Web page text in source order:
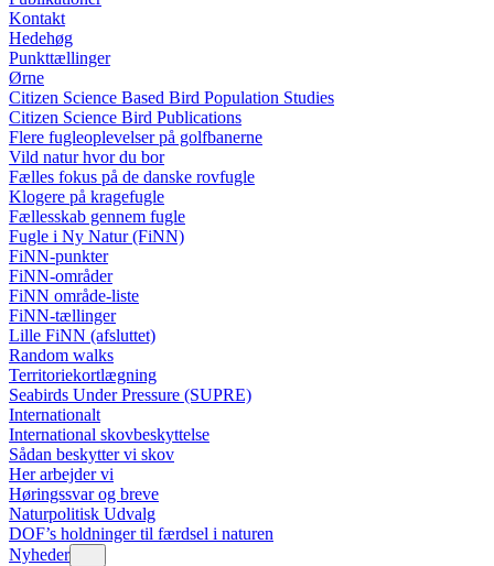
Kontakt
Hedehøg
Punkttællinger
Ørne
Citizen Science Based Bird Population Studies
Citizen Science Bird Publications
Flere fugleoplevelser på golfbanerne
Vild natur hvor du bor
Fælles fokus på de danske rovfugle
Klogere på kragefugle
Fællesskab gennem fugle
Fugle i Ny Natur (FiNN)
FiNN-punkter
FiNN-områder
FiNN område-liste
FiNN-tællinger
Lille FiNN (afsluttet)
Random walks
Territoriekortlægning
Seabirds Under Pressure (SUPRE)
Internationalt
International skovbeskyttelse
Sådan beskytter vi skov
Her arbejder vi
Høringssvar og breve
Naturpolitisk Udvalg
DOF’s holdninger til færdsel i naturen
Nyheder